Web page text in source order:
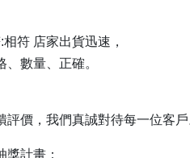
符 店家出貨迅速，
數量、正確。
評價，我們真誠對待每一位客
計畫：